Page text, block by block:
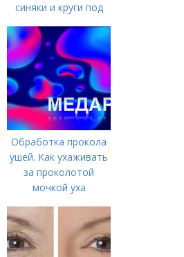
синяки и круги под
Обработка прокола
ушей. Как ухаживать
за проколотой
мочкой уха